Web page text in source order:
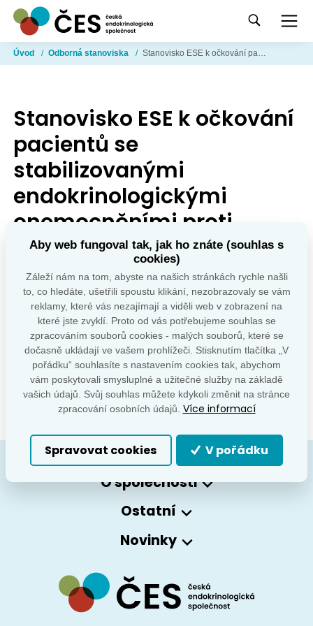
Úvod / Odborná stanoviska / Stanovisko ESE k očkování pacientů se stabilizovanými endokrinologickými onemocněními proti Covid-19
Stanovisko ESE k očkování
pacientů se
stabilizovanými
endokrinologickými
onemocněními proti
Covid-19
Datum zveřejnění: 12. 3. 2021
Soubory ke stažení
ese-statement-on-covid-19-vaccinations-for-patients-with-endocrine-disorders-29-january-2021.pdf
O společnosti
Ostatní
Novinky
Aby web fungoval tak, jak ho znáte (souhlas s
cookies)
Záleží nám na tom, abyste na našich stránkách rychle našli
to, co hledáte, ušetřili spoustu klikání, nezobrazovaly se vám
reklamy, které vás nezajímají a viděli web v zobrazení na
které jste zvyklí. Proto od vás potřebujeme souhlas se
zpracováním souborů cookies - malých souborů, které se
dočasně ukládají ve vašem prohlížeči. Stisknutím tlačítka „V
pořádku“ souhlasíte s nastavením cookies tak, abychom
vám poskytovali smysluplné a užitečné služby na základě
vašich údajů. Svůj souhlas můžete kdykoli změnit na stránce
zpracování osobních údajů. Více informací
Spravovat cookies V pořádku